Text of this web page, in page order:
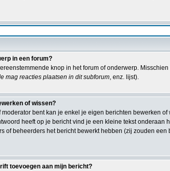
in een forum?
knop in het forum of onderwerp.
mag reacties plaatsen in dit subforum, enz. lijst).
of wissen?
bent kan je enkel je eigen berichten bewerken
heeft op je bericht vind je een kleine tekst
of beheerders het bericht bewerkt hebben (zij zouden
toevoegen aan mijn bericht?